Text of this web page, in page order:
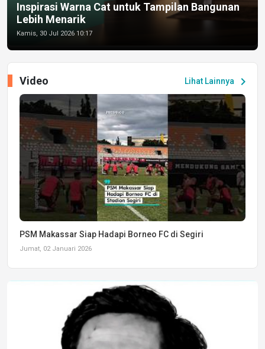
Inspirasi Warna Cat untuk Tampilan Bangunan
Lebih Menarik
Kamis, 30 Jul 2026 10:17
Lihat Lainnya chevron_right
Video
PSM Makassar Siap Hadapi Borneo FC di Segiri
Jumat, 02 Januari 2026